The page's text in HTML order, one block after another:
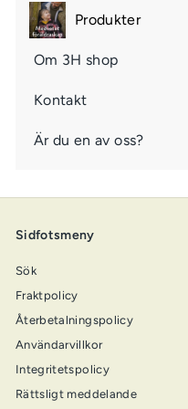
undermenyProdukter
Öppna
undermeny
Om 3H shop
Kontakt
Är du en av oss?
Sidfotsmeny
Sök
Fraktpolicy
Återbetalningspolicy
Användarvillkor
Integritetspolicy
Rättsligt meddelande